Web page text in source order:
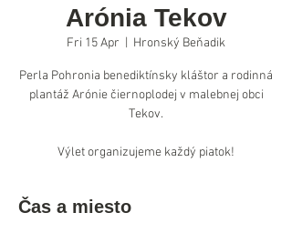
Arónia Tekov
Fri 15 Apr Hronský Beňadik
Perla Pohronia benediktínsky kláštor a rodinná
plantáž Arónie čiernoplodej v malebnej obci
Tekov.
Výlet organizujeme každý piatok!
Čas a miesto